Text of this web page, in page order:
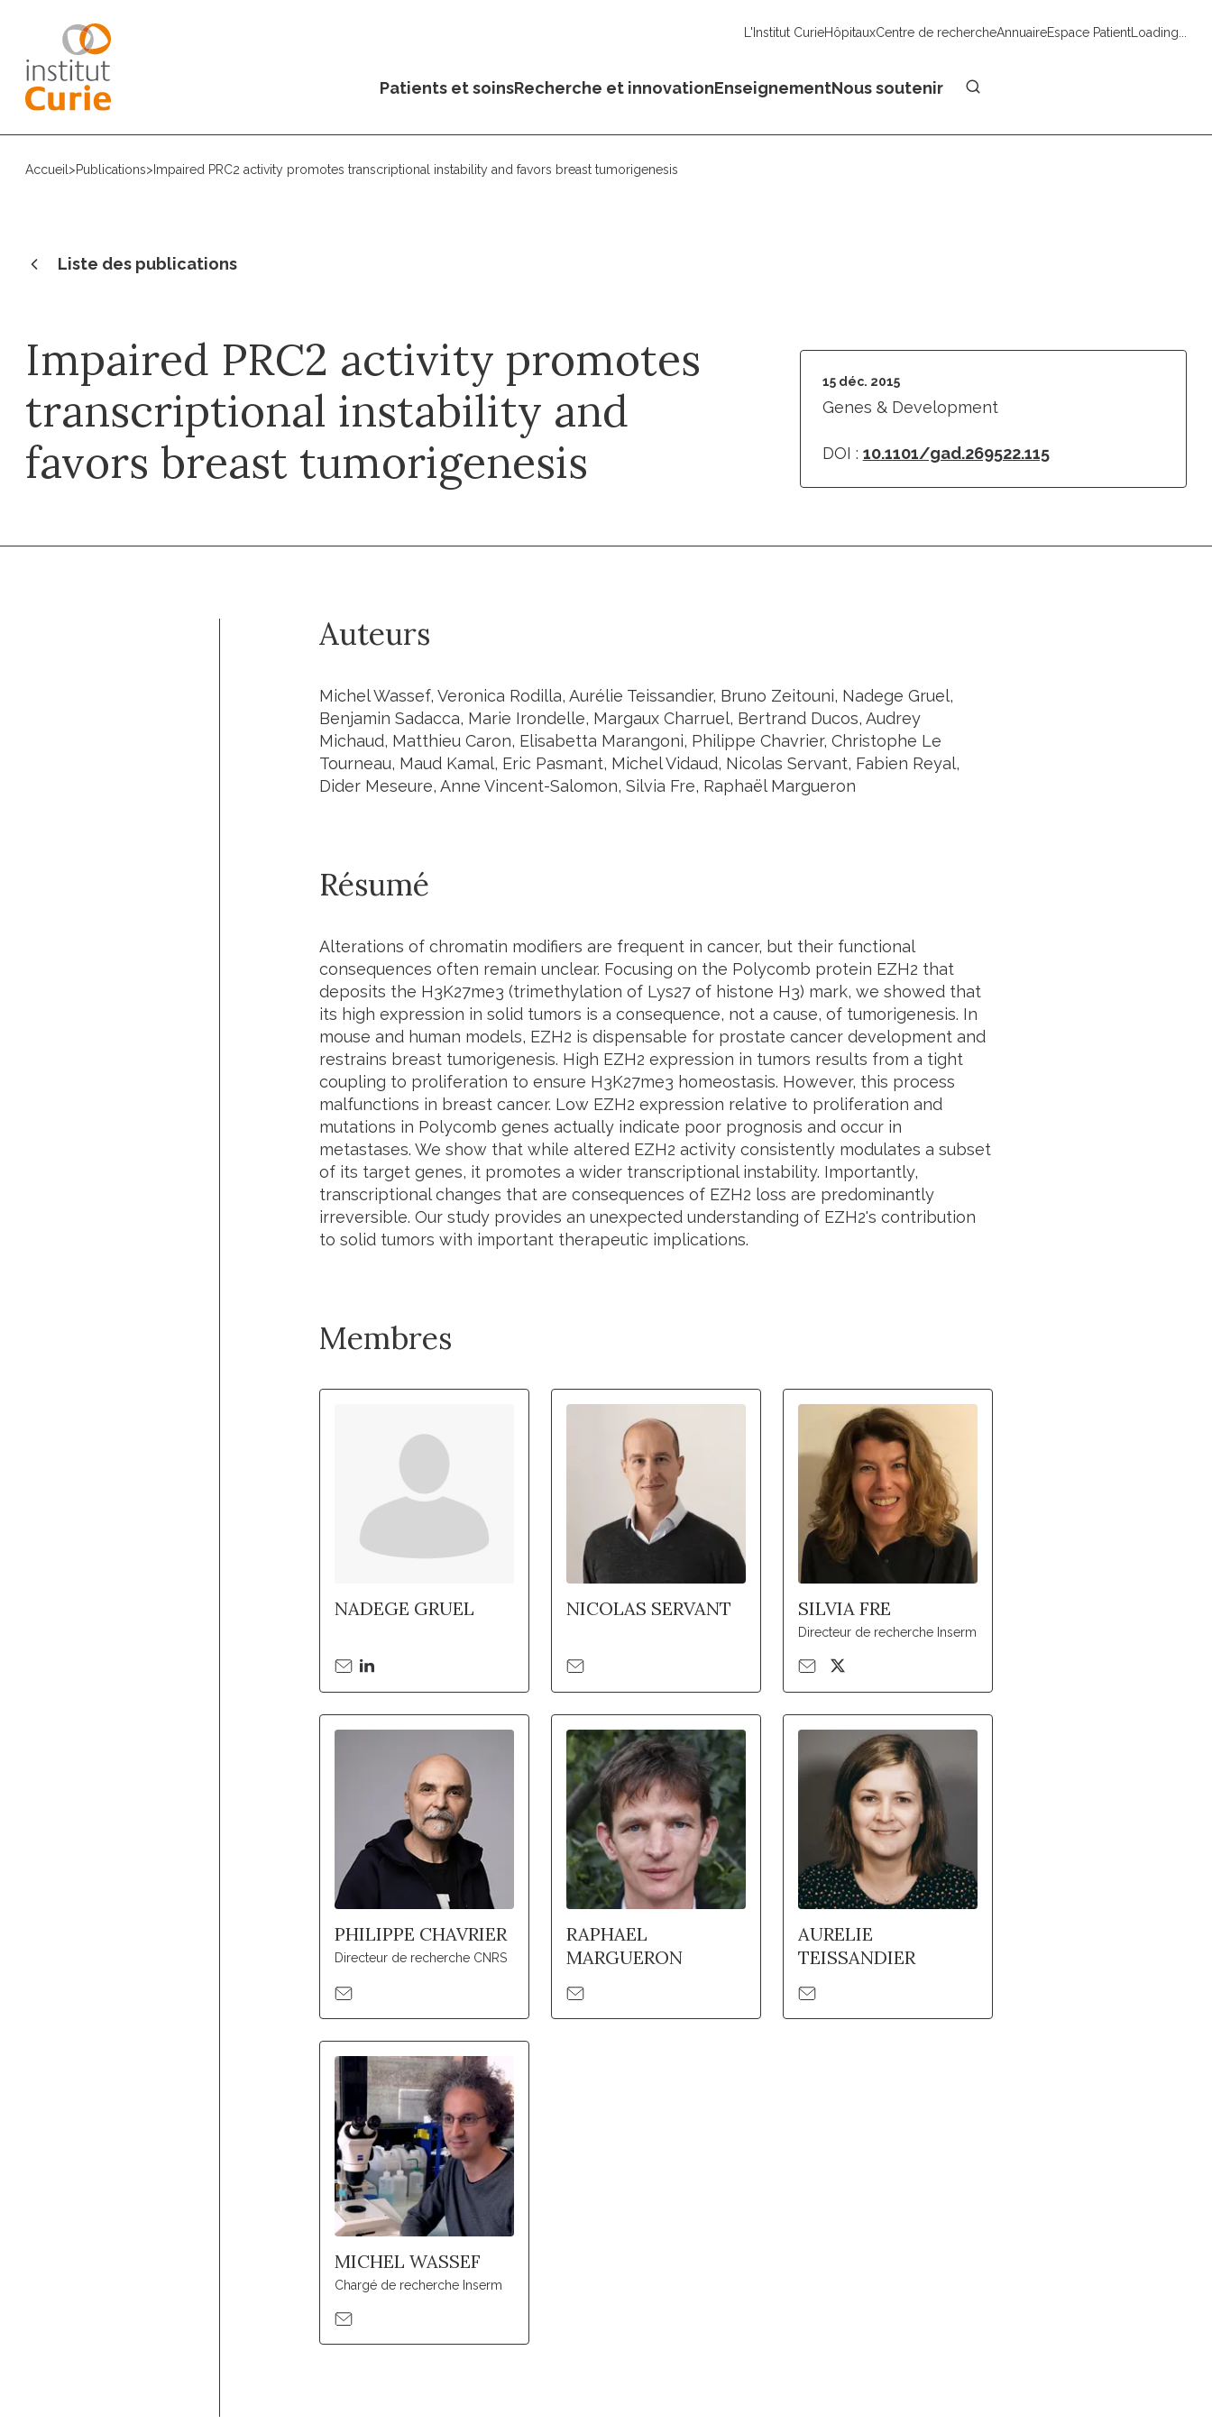
L'Institut CurieHôpitauxCentre de rechercheAnnuaireEspace PatientLoading...
Patients et soinsRecherche et innovationEnseignementNous soutenir
Accueil >Publications> Impaired PRC2 activity promotes transcriptional instability and favors breast tumorigenesis
Liste des publications
Impaired PRC2 activity promotes
transcriptional instability and
favors breast tumorigenesis
15 déc. 2015
Genes & Development
DOI : 10.1101/gad.269522.115
Auteurs
Michel Wassef, Veronica Rodilla, Aurélie Teissandier, Bruno Zeitouni, Nadege Gruel,
Benjamin Sadacca, Marie Irondelle, Margaux Charruel, Bertrand Ducos, Audrey
Michaud, Matthieu Caron, Elisabetta Marangoni, Philippe Chavrier, Christophe Le
Tourneau, Maud Kamal, Eric Pasmant, Michel Vidaud, Nicolas Servant, Fabien Reyal,
Dider Meseure, Anne Vincent-Salomon, Silvia Fre, Raphaël Margueron
Résumé
Alterations of chromatin modifiers are frequent in cancer, but their functional
consequences often remain unclear. Focusing on the Polycomb protein EZH2 that
deposits the H3K27me3 (trimethylation of Lys27 of histone H3) mark, we showed that
its high expression in solid tumors is a consequence, not a cause, of tumorigenesis. In
mouse and human models, EZH2 is dispensable for prostate cancer development and
restrains breast tumorigenesis. High EZH2 expression in tumors results from a tight
coupling to proliferation to ensure H3K27me3 homeostasis. However, this process
malfunctions in breast cancer. Low EZH2 expression relative to proliferation and
mutations in Polycomb genes actually indicate poor prognosis and occur in
metastases. We show that while altered EZH2 activity consistently modulates a subset
of its target genes, it promotes a wider transcriptional instability. Importantly,
transcriptional changes that are consequences of EZH2 loss are predominantly
irreversible. Our study provides an unexpected understanding of EZH2's contribution
to solid tumors with important therapeutic implications.
Membres
NADEGE GRUEL NICOLAS SERVANT SILVIA FRE
Directeur de recherche Inserm
PHILIPPE CHAVRIER
Directeur de recherche CNRS
RAPHAEL
MARGUERON
AURELIE
TEISSANDIER
MICHEL WASSEF
Chargé de recherche Inserm